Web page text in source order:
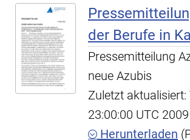
der Berufe in
Pressemitteilung
neue Azubis
Zuletzt aktualisiert:
23:00:00 UTC 2009
Herunterladen